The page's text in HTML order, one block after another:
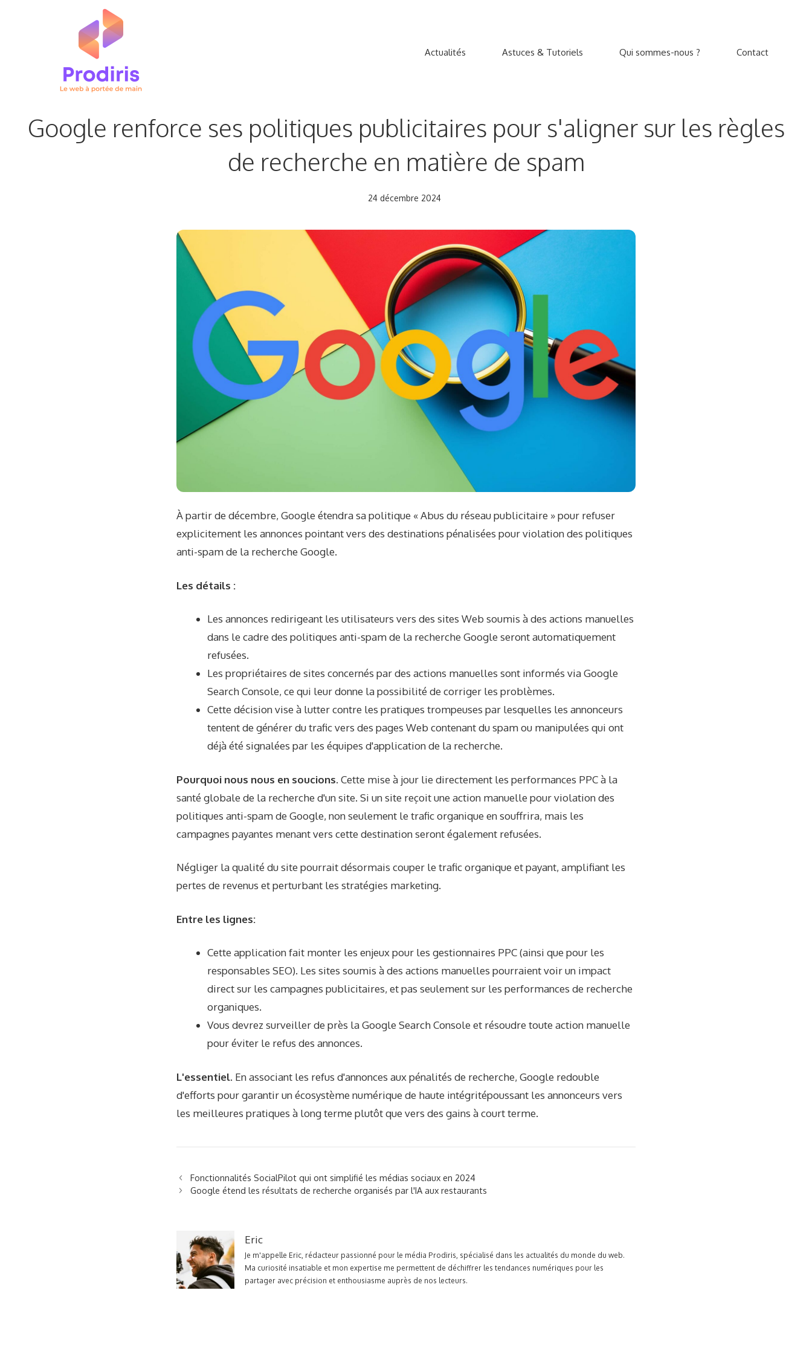
Actualités Astuces & Tutoriels Qui sommes-nous ? Contact
Google renforce ses politiques publicitaires pour s'aligner sur les règles
de recherche en matière de spam
24 décembre 2024
À partir de décembre, Google étendra sa politique « Abus du réseau publicitaire » pour refuser
explicitement les annonces pointant vers des destinations pénalisées pour violation des politiques
anti-spam de la recherche Google.
Les détails :
Les annonces redirigeant les utilisateurs vers des sites Web soumis à des actions manuelles
dans le cadre des politiques anti-spam de la recherche Google seront automatiquement
refusées.
Les propriétaires de sites concernés par des actions manuelles sont informés via Google
Search Console, ce qui leur donne la possibilité de corriger les problèmes.
Cette décision vise à lutter contre les pratiques trompeuses par lesquelles les annonceurs
tentent de générer du trafic vers des pages Web contenant du spam ou manipulées qui ont
déjà été signalées par les équipes d'application de la recherche.
Pourquoi nous nous en soucions. Cette mise à jour lie directement les performances PPC à la
santé globale de la recherche d'un site. Si un site reçoit une action manuelle pour violation des
politiques anti-spam de Google, non seulement le trafic organique en souffrira, mais les
campagnes payantes menant vers cette destination seront également refusées.
Négliger la qualité du site pourrait désormais couper le trafic organique et payant, amplifiant les
pertes de revenus et perturbant les stratégies marketing.
Entre les lignes:
Cette application fait monter les enjeux pour les gestionnaires PPC (ainsi que pour les
responsables SEO). Les sites soumis à des actions manuelles pourraient voir un impact
direct sur les campagnes publicitaires, et pas seulement sur les performances de recherche
organiques.
Vous devrez surveiller de près la Google Search Console et résoudre toute action manuelle
pour éviter le refus des annonces.
L'essentiel. En associant les refus d'annonces aux pénalités de recherche, Google redouble
d'efforts pour garantir un écosystème numérique de haute intégritépoussant les annonceurs vers
les meilleures pratiques à long terme plutôt que vers des gains à court terme.
Fonctionnalités SocialPilot qui ont simplifié les médias sociaux en 2024
Google étend les résultats de recherche organisés par l'IA aux restaurants
Eric
Je m'appelle Eric, rédacteur passionné pour le média Prodiris, spécialisé dans les actualités du monde du web.
Ma curiosité insatiable et mon expertise me permettent de déchiffrer les tendances numériques pour les
partager avec précision et enthousiasme auprès de nos lecteurs.